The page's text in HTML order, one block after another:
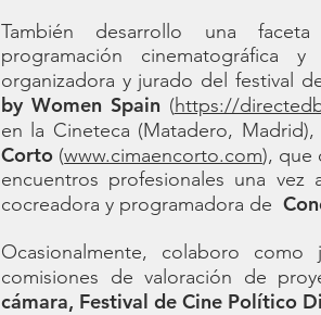
También desarrollo una
programación
organizadora y jurado del festival
by Women Spain (https://
en la Cineteca (Matadero,
Corto (www.cimaencorto.com), que
encuentros profesionales una
cocreadora y programadora de
Ocasionalmente, colaboro
comisiones de valoración de
cámara, Festival de Cine Político